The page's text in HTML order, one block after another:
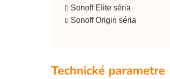
Sonoff Elite séria
Sonoff Origin séria
Technické parametre